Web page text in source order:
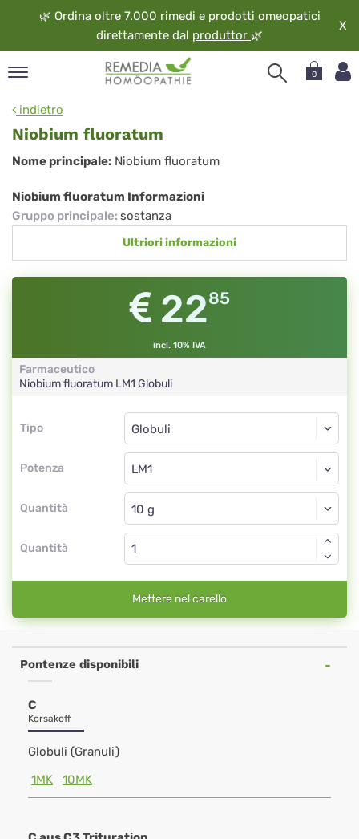
🌿 Ordina oltre 7.000 rimedi e prodotti omeopatici
direttamente dal produttor 🌿
X
0
indietro
Niobium fluoratum
Niobium
fluoratum
Nome principale: Niobium fluoratum
Niobium fluoratum Informazioni
Gruppo principale: sostanza
Ultriori informazioni
2285
incl. 10% IVA
Farmaceutico
Niobium fluoratum LM1 Globuli
Tipo
Tipo
Potenza
Globuli
LM1
Quantità
Globuli
Quantità
Mettere nel carello
Pontenze disponibili
C
Korsakoff
Globuli (Granuli)
1MK
10MK